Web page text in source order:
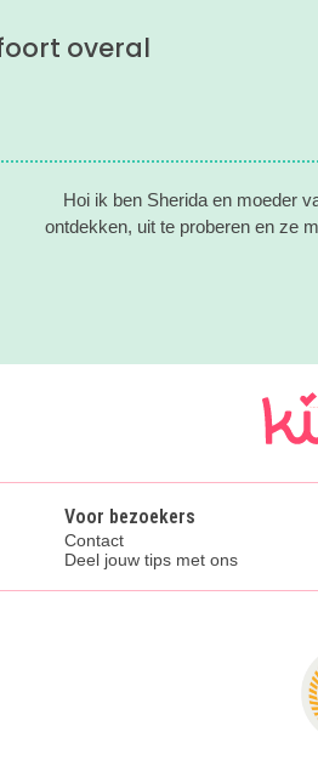
overal
Hoi ik ben Sherida en moeder
ontdekken, uit te proberen en ze
Voor bezoekers
Contact
Deel jouw tips met ons